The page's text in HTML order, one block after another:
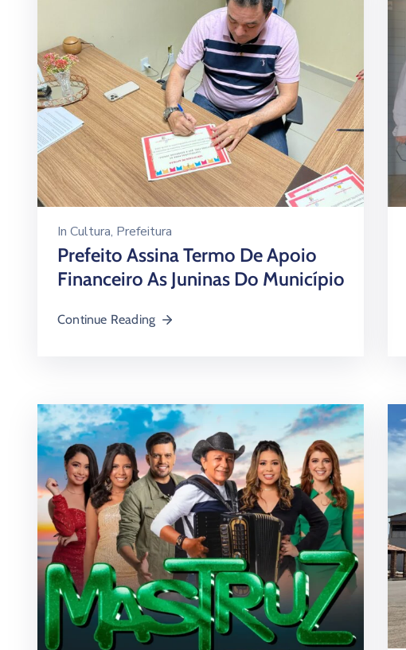
In Cultura‚ Prefeitura
Prefeito Assina Termo De Apoio
Financeiro As Juninas Do Município
Continue Reading